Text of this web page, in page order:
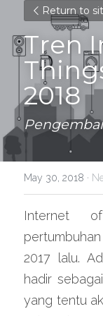
Return to
Tren
2018
May 30, 2018 ·
Internet
2017 lalu.
hadir
yang tentu